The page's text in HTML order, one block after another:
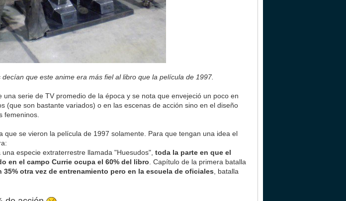
que este anime era más fiel al libro que la película de 1997.
una serie de TV promedio de la época y se nota que envejeció un poco en
(que son bastante variados) o en las escenas de acción sino en el diseño
femeninos.
que se vieron la película de 1997 solamente. Para que tengan una idea el
especie extraterrestre llamada "Huesudos", toda la parte en que el
en el campo Currie ocupa el 60% del libro . Capítulo de la primera batalla
35% otra vez de entrenamiento pero en la escuela de oficiales , batalla